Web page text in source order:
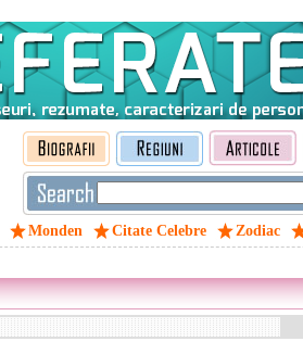
Monden Citate Celebre Zodiac